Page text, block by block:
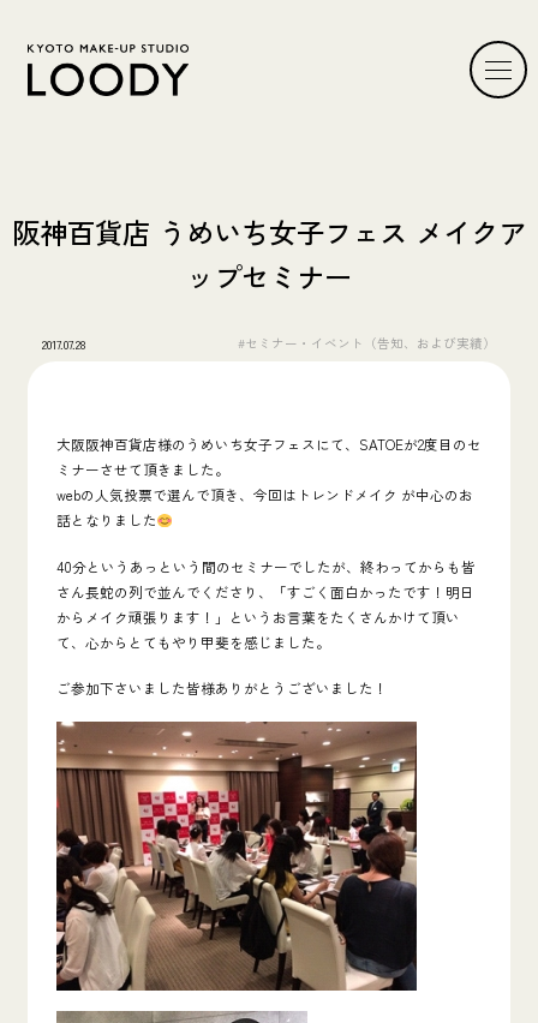
阪神百貨店 うめいち女子フェス メイクア
ップセミナー
2017.07.28 #セミナー・イベント（告知、および実績）
大阪阪神百貨店様のうめいち女子フェスにて、SATOEが2度目のセ
ミナーさせて頂きました。
webの人気投票で選んで頂き、今回はトレンドメイク が中心のお
話となりました
40分というあっという間のセミナーでしたが、終わってからも皆
さん長蛇の列で並んでくださり、「すごく面白かったです！明日
からメイク頑張ります！」というお言葉をたくさんかけて頂い
て、心からとてもやり甲斐を感じました。
ご参加下さいました皆様ありがとうございました！